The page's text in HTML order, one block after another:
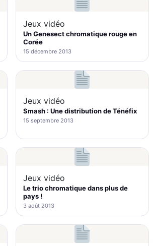
Jeux vidéo
Un Genesect chromatique rouge en
Corée
15 décembre 2013
Jeux vidéo
Smash : Une distribution de Ténéfix
15 septembre 2013
Jeux vidéo
Le trio chromatique dans plus de
pays !
3 août 2013